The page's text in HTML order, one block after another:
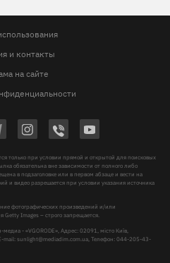
и контакты
на сайте
только при условии прямой и открытой для поисковых
обязательна вне зависимости от полного либо
в подзаголовке или в первом абзаце и вести на
и видео разрешается при условии указания источника
фотографических произведений и/или
Getty Images – строго запрещается.
- «VGORODE», Адрес: 02091, місто Київ,
mail:sunlight@mediadim.com.ua, Телефон: 044-205-43-